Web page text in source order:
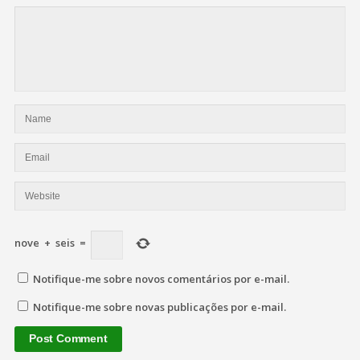
nove + seis =
Notifique-me sobre novos comentários por e-mail.
Notifique-me sobre novas publicações por e-mail.